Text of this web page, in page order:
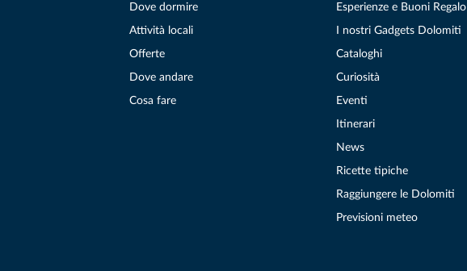
Dove dormire
Attività locali
Offerte
Dove andare
Cosa fare
Esperienze e Buoni Regalo
I nostri Gadgets Dolomiti
Cataloghi
Curiosità
Eventi
Itinerari
News
Ricette tipiche
Raggiungere le Dolomiti
Previsioni meteo